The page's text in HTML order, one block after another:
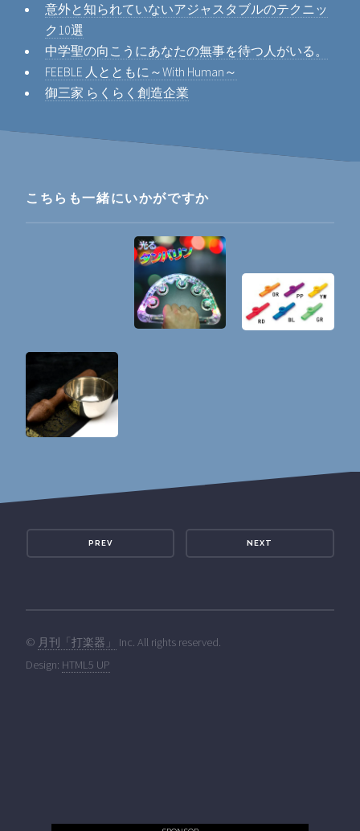
意外と知られていないアジャスタブルのテクニッ
ク10選
中学聖の向こうにあなたの無事を待つ人がいる。
FEEBLE 人とともに～With Human～
御三家 らくらく創造企業
こちらも一緒にいかがですか
PREV NEXT
© 月刊「打楽器」
Inc. All rights reserved.
Design: HTML5 UP